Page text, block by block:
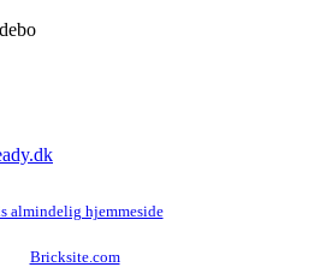
almindelig hjemmeside
Bricksite.com